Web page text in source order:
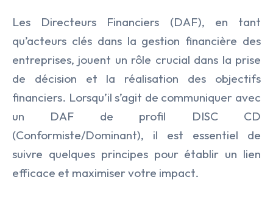
Les Directeurs Financiers (DAF), en tant
qu’acteurs clés dans la gestion financière des
entreprises, jouent un rôle crucial dans la prise
de décision et la réalisation des objectifs
financiers. Lorsqu’il s’agit de communiquer avec
un DAF de profil DISC CD
(Conformiste/Dominant), il est essentiel de
suivre quelques principes pour établir un lien
efficace et maximiser votre impact.
LE CABINET
L’équipe
Audit & Conseil RH
Executive Search
NOS DOMAINES
Agro Alimentaire
Armement & Sécurité
Environnement et Energies
NOS ACTUALITÉS
Contact